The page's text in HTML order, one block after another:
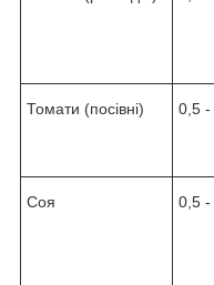
Томати (посівні) 0,5 -
Соя 0,5 -